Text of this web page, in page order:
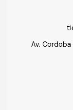
Av.